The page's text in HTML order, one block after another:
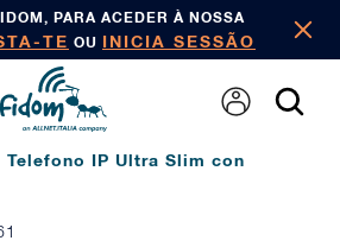
PARA ACEDER À NOSSA
TE OU INICIA SESSÃO
Telefono IP Ultra Slim con